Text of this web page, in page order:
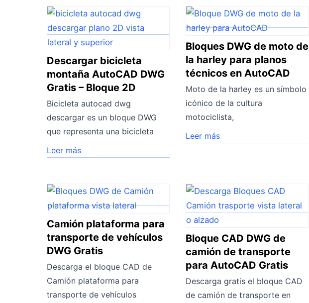
Descargar bicicleta
montaña AutoCAD DWG
Gratis – Bloque 2D
Bicicleta autocad dwg
descargar es un bloque DWG
que representa una bicicleta
Leer más
Bloques DWG de moto de
la harley para planos
técnicos en AutoCAD
Moto de la harley es un símbolo
icónico de la cultura
motociclista,
Leer más
Camión plataforma para
transporte de vehículos
DWG Gratis
Descarga el bloque CAD de
Camión plataforma para
transporte de vehículos
Bloque CAD DWG de
camión de transporte
para AutoCAD Gratis
Descarga gratis el bloque CAD
de camión de transporte en